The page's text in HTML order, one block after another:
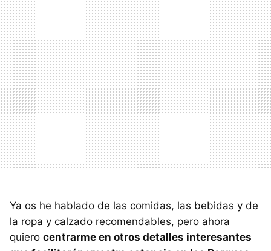
Ya os he hablado de las comidas, las bebidas y de
la ropa y calzado recomendables, pero ahora
quiero centrarme en otros detalles interesantes